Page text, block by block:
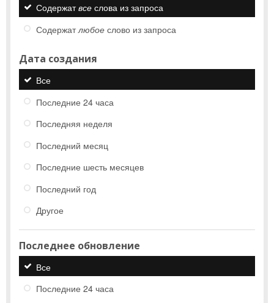
Содержатвсе слова из запроса
Содержатлюбое слово из запроса
Дата создания
Все
Последние 24 часа
Последняя неделя
Последний месяц
Последние шесть месяцев
Последний год
Другое
Последнее обновление
Все
Последние 24 часа